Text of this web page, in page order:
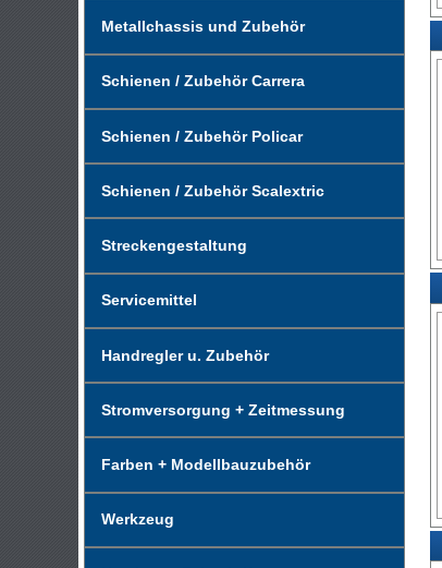
Metallchassis und Zubehör
Schienen / Zubehör Carrera
Schienen / Zubehör Policar
Schienen / Zubehör Scalextric
Streckengestaltung
Servicemittel
Handregler u. Zubehör
Stromversorgung + Zeitmessung
Farben + Modellbauzubehör
Werkzeug